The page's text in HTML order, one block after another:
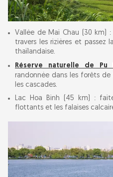
Vallée de Mai Chau (30 km)
travers les rizières et passez
thaïlandaise.
Réserve naturelle de Pu
randonnée dans les forêts
les cascades.
Lac Hoa Binh (45 km) :
flottants et les falaises